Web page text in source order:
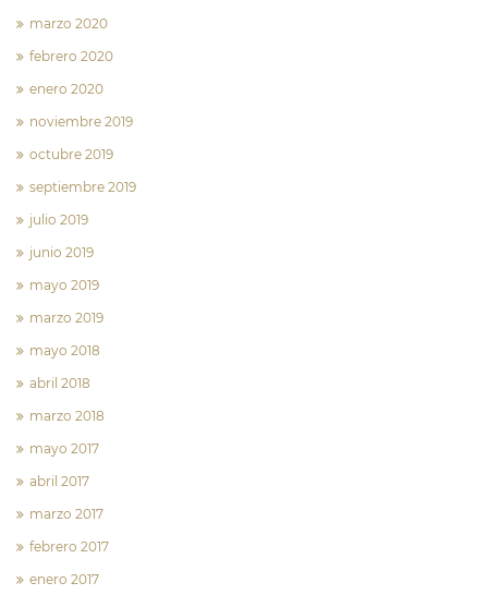
marzo 2020
febrero 2020
enero 2020
noviembre 2019
octubre 2019
septiembre 2019
julio 2019
junio 2019
mayo 2019
marzo 2019
mayo 2018
abril 2018
marzo 2018
mayo 2017
abril 2017
marzo 2017
febrero 2017
enero 2017